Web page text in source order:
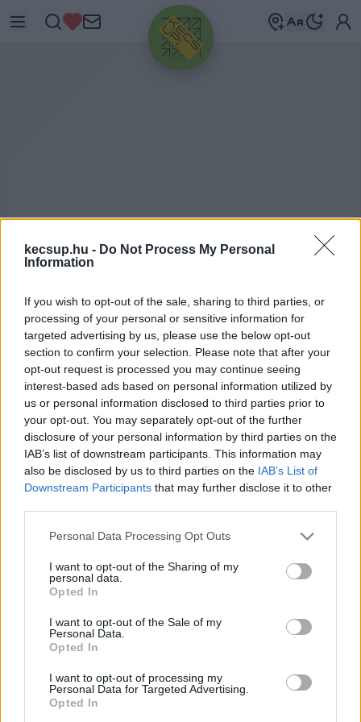
kecsup.hu - Do Not Process My Personal
Information
If you wish to opt-out of the sale, sharing to third parties, or
processing of your personal or sensitive information for
targeted advertising by us, please use the below opt-out
section to confirm your selection. Please note that after your
opt-out request is processed you may continue seeing
interest-based ads based on personal information utilized by
us or personal information disclosed to third parties prior to
your opt-out. You may separately opt-out of the further
disclosure of your personal information by third parties on the
IAB’s list of downstream participants. This information may
also be disclosed by us to third parties on the IAB’s List of
Downstream Participants that may further disclose it to other
Please note that this website/app uses one or more Google
not limited to your visit or usage behaviour. You may click to
grant or deny consent to Google and its third-party tags to
use your data for below specified purposes in below Google
consent section.
Personal Data Processing Opt Outs
I want to opt-out of the Sharing of my
personal data.
Opted In
I want to opt-out of the Sale of my
Personal Data.
Opted In
I want to opt-out of processing my
Personal Data for Targeted Advertising.
Opted In
HIRDETÉS
ALAP
Nemzeti Kulturális Alap címkéhez kapcsolódó
legfrissebb hírek, cikkek és háttéranyagok.
Böngéssz a címkék között→
Sorrend
ÉÉÉÉ.HH.NN